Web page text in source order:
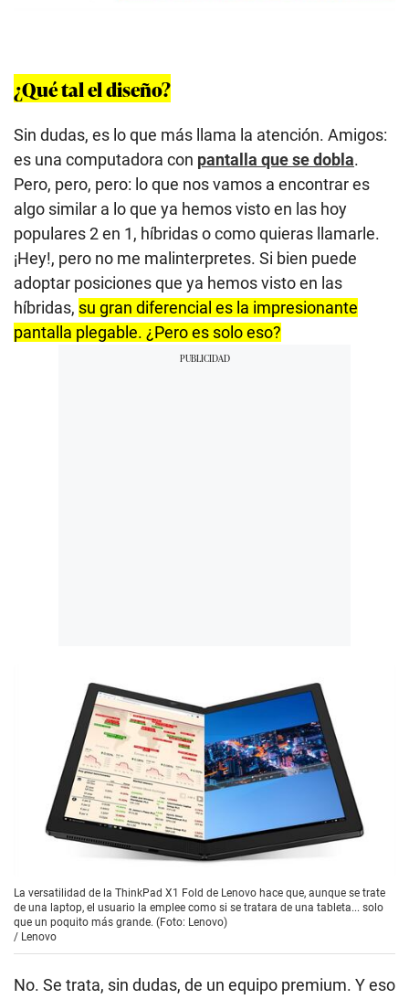
¿Qué tal el diseño?
Sin dudas, es lo que más llama la atención. Amigos:
es una computadora con pantalla que se dobla.
Pero, pero, pero: lo que nos vamos a encontrar es
algo similar a lo que ya hemos visto en las hoy
populares 2 en 1, híbridas o como quieras llamarle.
¡Hey!, pero no me malinterpretes. Si bien puede
adoptar posiciones que ya hemos visto en las
híbridas, su gran diferencial es la impresionante
pantalla plegable. ¿Pero es solo eso?
La versatilidad de la ThinkPad X1 Fold de Lenovo hace que, aunque se trate
de una laptop, el usuario la emplee como si se tratara de una tableta... solo
que un poquito más grande. (Foto: Lenovo)
/ Lenovo
No. Se trata, sin dudas, de un equipo premium. Y eso